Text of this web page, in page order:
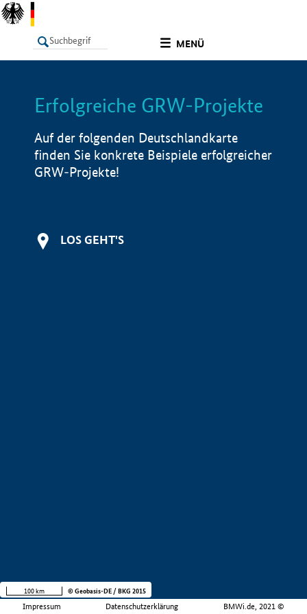
MENÜ
LISTE Info
Erfolgreiche GRW-Projekte
Auf der folgenden Deutschlandkarte
finden Sie konkrete Beispiele erfolgreicher
GRW-Projekte!
LOS GEHT'S
Impressum Datenschutzerklärung BMWi.de, 2021 ©
100 km © Geobasis-DE / BKG 2015